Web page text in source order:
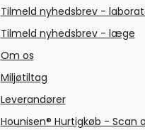
Tilmeld nyhedsbrev -
Tilmeld nyhedsbrev - læge
Om os
Miljøtiltag
Leverandører
Hounisen® Hurtigkøb - Scan